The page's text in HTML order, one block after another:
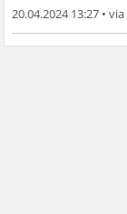
20.04.2024 13:27 •